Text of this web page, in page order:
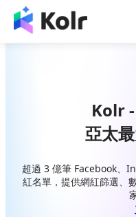
Kolr
亞太
超過 3 億筆 Facebook、
紅名單，提供網紅篩選、